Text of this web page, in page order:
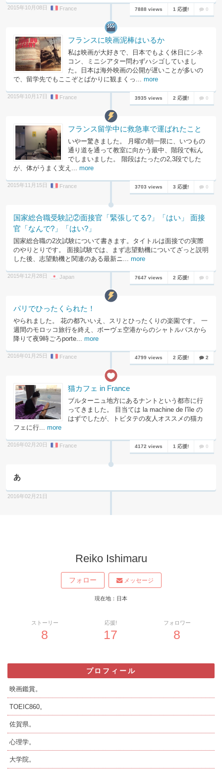
2015年10月08日 France 7888 views 1 応援! 0
フランスに映画泥棒はいるか
私は映画が大好きで、日本でもよく休日にシネ
コン、ミニシアター問わずハシゴしていまし
た。日本は海外映画の公開が遅いことが多いの
で、留学先でもここぞとばかりに観まくっ... more
2015年10月17日 France 3935 views 2 応援! 0
フランス留学中に救急車で運ばれたこと
いやー驚きました。 月曜の朝一限に、いつもの
通り道を通って教室に向かう最中、階段で転ん
でしまいました。 階段はたったの2,3段でした
が、体がうまく支え... more
2015年11月15日 France 3703 views 3 応援! 0
国家総合職受験記②面接官「緊張してる?」「はい」 面接
官「なんで?」「はい?」
国家総合職の2次試験について書きます。タイトルは面接での実際
のやりとりです。 面接試験では、まず志望動機についてざっと説明
した後、志望動機と関連のある最新ニ... more
2015年12月28日 Japan 7647 views 2 応援! 0
パリでひったくられた！
やられました。 花の都?いいえ、スリとひったくりの楽園です。 一
週間のモロッコ旅行を終え、ボーヴェ空港からのシャトルバスから
降りて夜9時ごろporte... more
2016年01月25日 France 4799 views 2 応援! 2
猫カフェ in France
ブルターニュ地方にあるナントという都市に行
ってきました。 目当ては la machine de l'île の
はずでしたが、トビタテの友人オススメの猫カ
フェに行... more
2016年02月20日 France 4172 views 1 応援! 0
あ
2016年02月21日
Reiko Ishimaru
フォロー メッセージ
現在地：日本
ストーリー
8
応援!
17
フォロワー
8
プロフィール
映画鑑賞。
TOEIC860。
佐賀県。
心理学。
大学院。